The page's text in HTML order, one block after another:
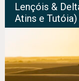
Lençóis &
Atins e